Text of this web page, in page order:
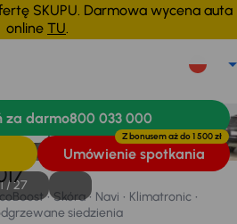
SKUPU. Darmowa wycena auta
online TU.
1 /27
Skóra Navi
Klimatronic
siedzienia
samochoduFinansowanie
za darmo800 033 000
Umówienie spotkania
Z bonusem aż do1 500 zł